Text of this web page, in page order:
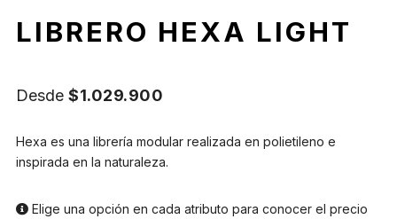
LIBRERO HEXA LIGHT
Desde $1.029.900
Hexa es una librería modular realizada en polietileno e
inspirada en la naturaleza.
Elige una opción en cada atributo para conocer el precio